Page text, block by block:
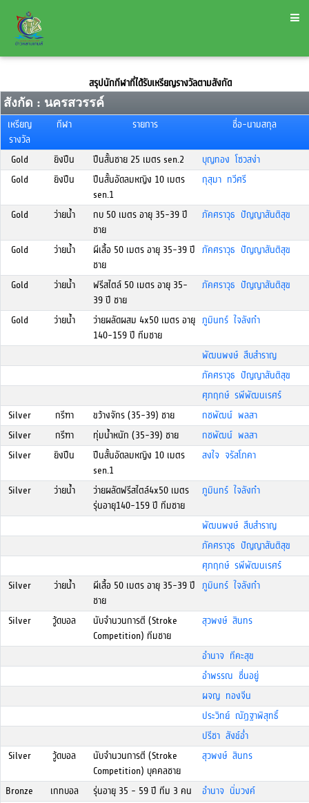
สรุปนักกีฬาที่ได้รับเหรียญรางวัลตามสังกัด
สังกัด : นครสวรรค์
เหรียญ
รางวัล
กีฬา รายการ ชื่อ-นามสกุล
Gold ยิงปืน ปืนสั้นชาย 25 เมตร sen.2
บุญทอง โซวสง่า
Gold
ยิงปืน
ปืนสั้นอัดลมหญิง 10 เมตร
sen.1
กุสุมา ทวีศรี
Gold ว่ายน้ำ
กบ 50 เมตร อายุ 35-39 ปี
ชาย
ภัคศราวุธ ปัญญาสันติสุข
Gold ว่ายน้ำ
ผีเสื้อ 50 เมตร อายุ 35-39 ปี
ชาย
ภัคศราวุธ ปัญญาสันติสุข
Gold ว่ายน้ำ
ฟรีสไตล์ 50 เมตร อายุ 35-
39 ปี ชาย
ภัคศราวุธ ปัญญาสันติสุข
Gold ว่ายน้ำ
ว่ายผลัดผสม 4x50 เมตร อายุ
140-159 ปี ทีมชาย
ภูมินทร์ ใจลังก๋า
พัฒนพงษ์ สืบสำราญ
ภัคศราวุธ ปัญญาสันติสุข
ศุภฤกษ์ รพีพัฒนเรศร์
Silver
กรีฑา ขว้างจักร (35-39) ชาย
กชพัฒน์ พลสา
Silver
กรีฑา ทุ่มน้ำหนัก (35-39) ชาย
กชพัฒน์ พลสา
Silver
ยิงปืน
ปืนสั้นอัดลมหญิง 10 เมตร
sen.1
สงใจ จรัสโภคา
Silver ว่ายน้ำ
ว่ายผลัดฟรีสไตล์4x50 เมตร
รุ่นอายุ140-159 ปี ทีมชาย
ภูมินทร์ ใจลังก๋า
พัฒนพงษ์ สืบสำราญ
ภัคศราวุธ ปัญญาสันติสุข
ศุภฤกษ์ รพีพัฒนเรศร์
Silver
ว่ายน้ำ
ผีเสื้อ 50 เมตร อายุ 35-39 ปี
ชาย
ภูมินทร์ ใจลังก๋า
Silver วู้ดบอล
นับจำนวนการตี (Stroke
Competition) ทีมชาย
สุวพงษ์ สินทร
อำนาจ ทีคะสุข
อำพรรณ ชื่นอยู่
ผจญ ทองจีน
ประวิทย์ ณัฏฐาพิสุทธิ์
ปรีชา สังข์อ่ำ
Silver
วู้ดบอล
นับจำนวนการตี (Stroke
Competition) บุคคลชาย
สุวพงษ์ สินทร
Bronze เกทบอล รุ่นอายุ 35 - 59 ปี ทีม 3 คน
อำนาจ นิ่มวงค์